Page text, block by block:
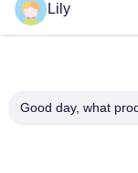
Lily
Good day, what